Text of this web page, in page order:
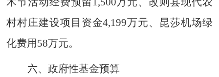
村村庄建设项目资金4,199万元、 昆莎机场绿
化费用58万元。
六、政府性基金预算